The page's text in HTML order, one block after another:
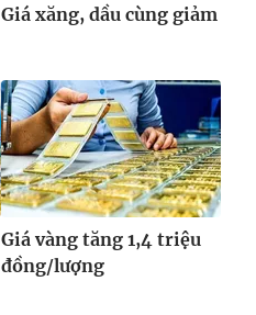
Giá xăng, dầu cùng giảm
Giá vàng tăng 1,4 triệu
đồng/lượng